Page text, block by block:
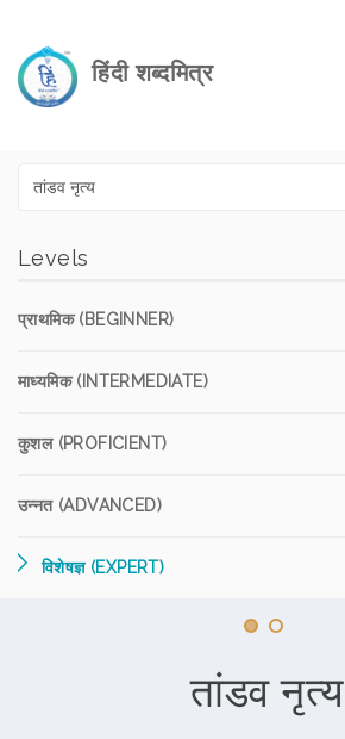
हिंदी शब्दमित्र
Levels
प्राथमिक (BEGINNER)
माध्यमिक (INTERMEDIATE)
कुशल (PROFICIENT)
उन्नत (ADVANCED)
विशेषज्ञ (EXPERT)
तांडव नृत्य